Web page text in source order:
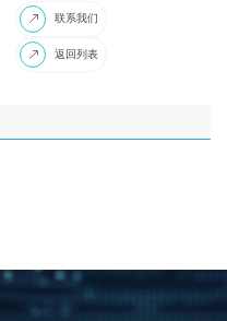
 联系我们
 返回列表